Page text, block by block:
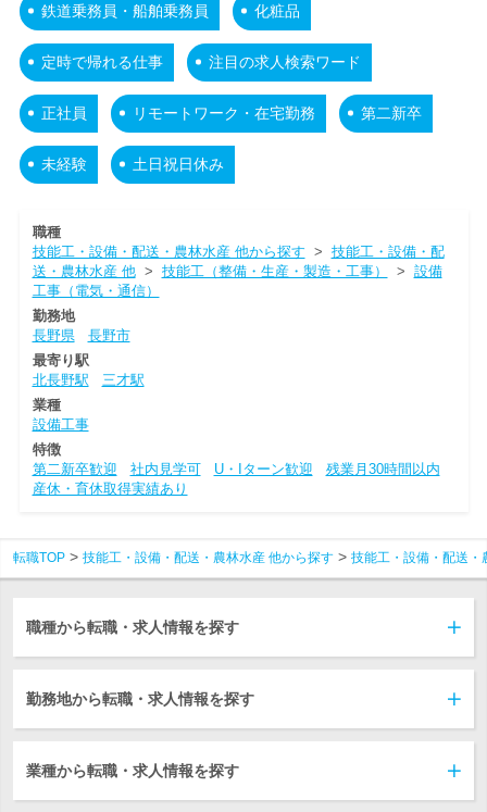
鉄道乗務員・船舶乗務員 化粧品
定時で帰れる仕事 注目の求人検索ワード
正社員 リモートワーク・在宅勤務 第二新卒
未経験 土日祝日休み
職種
技能工・設備・配送・農林水産 他から探す > 技能工・設備・配
送・農林水産 他> 技能工（整備・生産・製造・工事） > 設備
工事（電気・通信）
勤務地
長野県
長野市
最寄り駅
北長野駅
三才駅
業種
設備工事
特徴
第二新卒歓迎
社内見学可 U・Iターン歓迎
残業月30時間以内
産休・育休取得実績あり
転職TOP 技能工・設備・配送・農林水産 他から探す 技能工・設備・配送・
職種から転職・求人情報を探す
勤務地から転職・求人情報を探す
業種から転職・求人情報を探す